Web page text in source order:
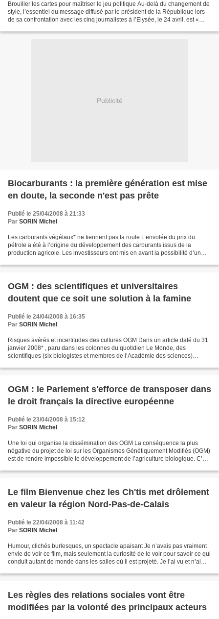
Brouiller les cartes pour maîtriser le jeu politique Au-delà du changement de
style, l’essentiel du message diffusé par le président de la République lors
de sa confrontation avec les cinq journalistes à l’Elysée, le 24 avril, est «
Publicité
Biocarburants : la première génération est mise
en doute, la seconde n'est pas prête
Publié le 25/04/2008 à 21:33
Par SORIN Michel
Les carburants végétaux* ne tiennent pas la route L’envolée du prix du
pétrole a été à l’origine du développement des carburants issus de la
production agricole. Les investisseurs ont mis en avant la possibilité d’un
OGM : des scientifiques et universitaires
doutent que ce soit une solution à la famine
Publié le 24/04/2008 à 16:35
Par SORIN Michel
Risques avérés et incertitudes des cultures OGM Dans un article daté du 31
janvier 2008* , paru dans les colonnes du quotidien Le Monde, des
scientifiques (six biologistes et membres de l’Académie des sciences)
OGM : le Parlement s'efforce de transposer dans
le droit français la directive européenne
Publié le 23/04/2008 à 15:12
Par SORIN Michel
Une loi qui organise la dissémination des OGM La conséquence la plus
négative du projet de loi sur les Organismes Génétiquement Modifiés (OGM)
est de rendre impossible le développement de l’agriculture biologique. C’est
Le film Bienvenue chez les Ch'tis met drôlement
en valeur la région Nord-Pas-de-Calais
Publié le 22/04/2008 à 11:42
Par SORIN Michel
Humour, clichés burlesques, un spectacle apaisant Je n’avais pas vraiment
envie de voir ce film, mais seulement la curiosité de le voir pour savoir ce qui
conduit autant de monde dans les salles où il est projeté. Je l’ai vu et n’ai
Les règles des relations sociales vont être
modifiées par la volonté des principaux acteurs